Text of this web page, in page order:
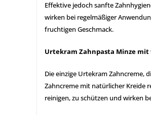
Effektive jedoch sanfte
wirken bei regelmäßiger
fruchtigen Geschmack.
Urtekram Zahnpasta Minze
Die einzige Urtekram Zahncreme,
Zahncreme mit natürlicher Kreide
reinigen, zu schützen und wirken